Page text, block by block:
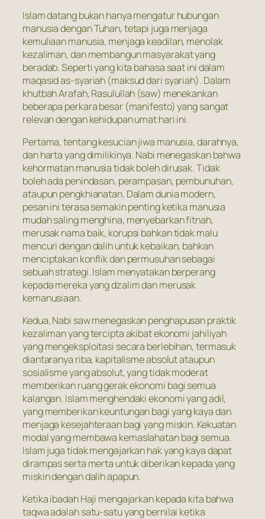
Islam datang bukan hanya mengatur hubungan
manusia dengan Tuhan, tetapi juga menjaga
kemuliaan manusia, menjaga keadilan, menolak
kezaliman, dan membangun masyarakat yang
beradab. Seperti yang kita bahasa saat ini dalam
maqasid as-syariah (maksud dari syariah). Dalam
khutbah Arafah, Rasulullah (saw) menekankan
beberapa perkara besar (manifesto) yang sangat
relevan dengan kehidupan umat hari ini.
Pertama, tentang kesucian jiwa manusia, darahnya,
dan harta yang dimilikinya. Nabi menegaskan bahwa
kehormatan manusia tidak boleh dirusak. Tidak
boleh ada penindasan, perampasan, pembunuhan,
ataupun pengkhianatan. Dalam dunia modern,
pesan ini terasa semakin penting ketika manusia
mudah saling menghina, menyebarkan fitnah,
merusak nama baik, korupsi bahkan tidak malu
mencuri dengan dalih untuk kebaikan, bahkan
menciptakan konflik dan permusuhan sebagai
sebuah strategi. Islam menyatakan berperang
kepada mereka yang dzalim dan merusak
kemanusiaan.
Kedua, Nabi saw menegaskan penghapusan praktik
kezaliman yang tercipta akibat ekonomi jahiliyah
yang mengeksploitasi secara berlebihan, termasuk
diantaranya riba, kapitalisme absolut ataupun
sosialisme yang absolut, yang tidak moderat
memberikan ruang gerak ekonomi bagi semua
kalangan. Islam menghendaki ekonomi yang adil,
yang memberikan keuntungan bagi yang kaya dan
menjaga kesejahteraan bagi yang miskin. Kekuatan
modal yang membawa kemaslahatan bagi semua.
Islam juga tidak mengajarkan hak yang kaya dapat
dirampas serta merta untuk diberikan kepada yang
miskin dengan dalih apapun.
Ketika ibadah Haji mengajarkan kepada kita bahwa
taqwa adalah satu-satu yang bernilai ketika